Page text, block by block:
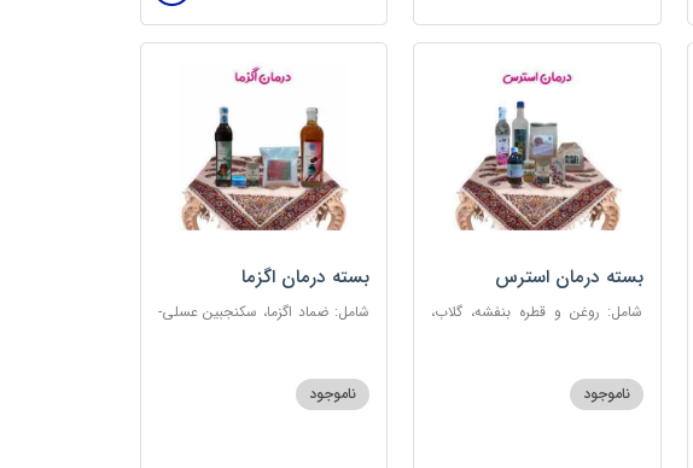
بسته درمان استرس
شامل: روغن و قطره بنفشه، گلاب،
گل، بهارنارنج، چای مبارک
ناموجود
بسته درمان اگزما
شامل: ضماد اگزما، سکنجبین عسلی-
110ناموجود